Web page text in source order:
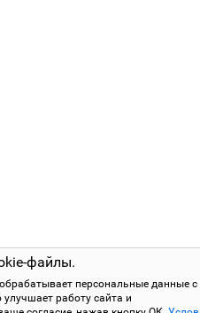
файлы.
персональные данные с
работу сайта и